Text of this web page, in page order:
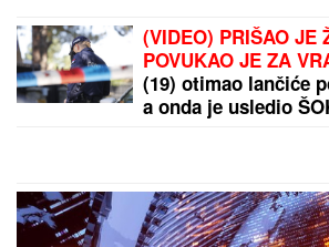
Pospite ovo po kanti za smeće: Taj
tako da se više nikad neće vratiti
PREPORUKA ZA VAS